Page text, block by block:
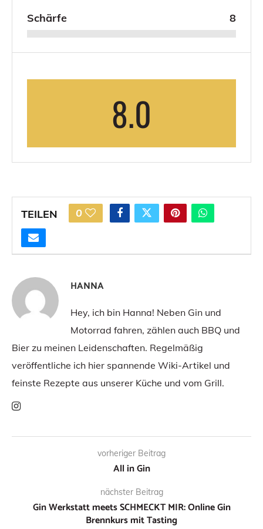
Schärfe 8
8.0
TEILEN 0
HANNA
Hey, ich bin Hanna! Neben Gin und
Motorrad fahren, zählen auch BBQ und
Bier zu meinen Leidenschaften. Regelmäßig
veröffentliche ich hier spannende Wiki-Artikel und
feinste Rezepte aus unserer Küche und vom Grill.
vorheriger Beitrag
All in Gin
nächster Beitrag
Gin Werkstatt meets SCHMECKT MIR: Online Gin
Brennkurs mit Tasting